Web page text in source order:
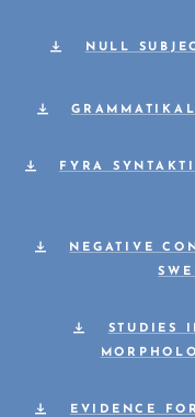
NULL
FYRA
NEGATIVE
STUDIES
EVIDENCE